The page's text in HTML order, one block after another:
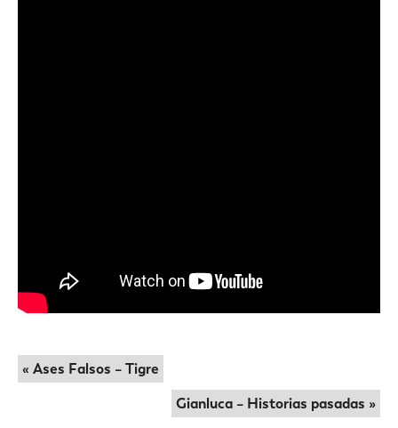
« Ases Falsos – Tigre
Gianluca – Historias pasadas »